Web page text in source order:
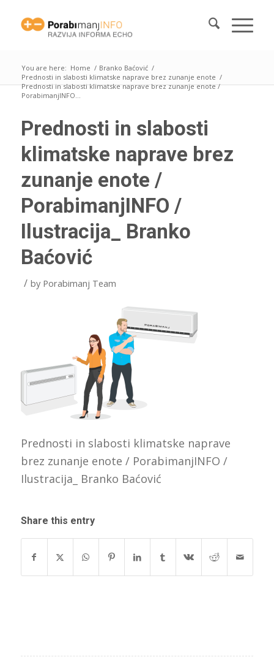
You are here: Home / Branko Baćović /
Prednosti in slabosti klimatske naprave brez zunanje enote /
Prednosti in slabosti klimatske naprave brez zunanje enote /
PorabimanjINFO...
Prednosti in slabosti
klimatske naprave brez
zunanje enote /
PorabimanjINFO /
Ilustracija_ Branko
Baćović
/ by Porabimanj Team
Prednosti in slabosti klimatske naprave
brez zunanje enote / PorabimanjINFO /
Ilustracija_ Branko Baćović
Share this entry